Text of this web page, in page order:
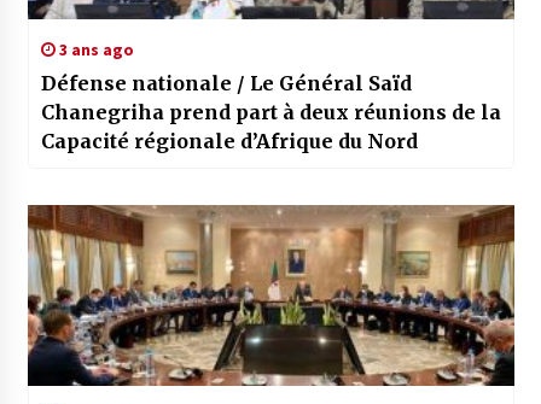
3 ans ago
Défense nationale / Le Général Saïd
Chanegriha prend part à deux réunions de la
Capacité régionale d’Afrique du Nord